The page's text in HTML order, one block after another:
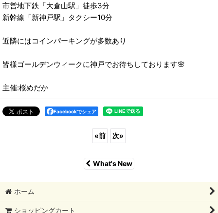
市営地下鉄「大倉山駅」徒歩3分
新幹線「新神戸駅」タクシー10分
近隣にはコインパーキングが多数あり
皆様ゴールデンウィークに神戸でお待ちしております🌸
主催:桜めだか
Facebookでシェア
«前 次»
What's New
ホーム
ショッピングカート